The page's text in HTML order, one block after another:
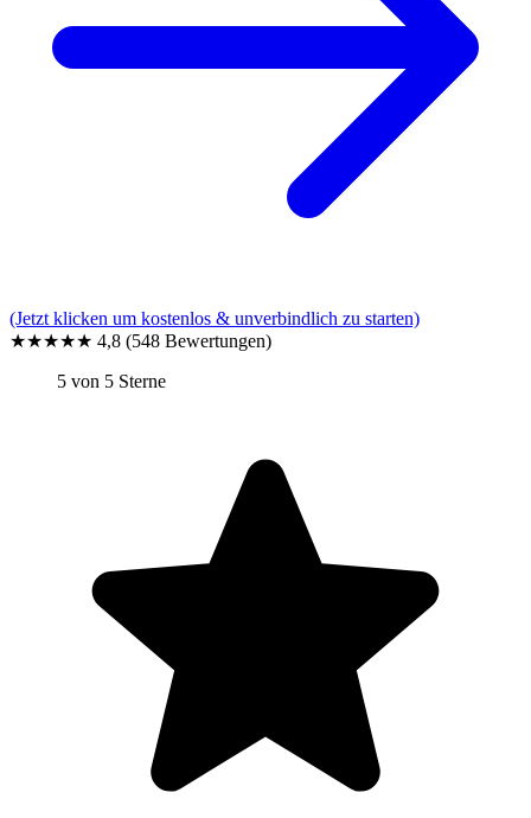
(Jetzt klicken um kostenlos & unverbindlich zu starten)
★★★★★ 4,8 (548 Bewertungen)
5 von 5 Sterne